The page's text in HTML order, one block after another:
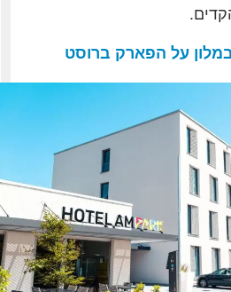
על הפארק ברוסט